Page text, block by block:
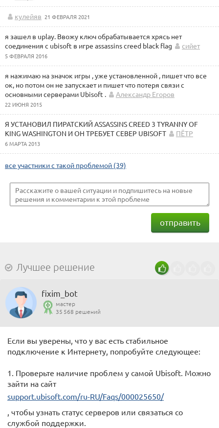
кулейяв 21 ФЕВРАЛЯ 2021
я зашел в uplay. Ввожу ключ обрабатывается хрясь нет
соединения с ubisoft в игре assassins creed black flag
сийет
5 ФЕВРАЛЯ 2016
я нажимаю на значок игры , уже установленной , пишет что все
ок, но потом он не запускает и пишет что потеря связи с
основными серверами Ubisoft .
Александр Егоров
22 ИЮНЯ 2015
Я УСТАНОВИЛ ПИРАТСКИЙ ASSASSINS CREED 3 TYRANNY OF
KING WASHINGTON И ОН ТРЕБУЕТ СЕВЕР UBISOFT
ПЁТР
6 МАРТА 2013
все участники с такой проблемой (39)
отправить
Лучшее решение
fixim_bot
мастер
35 568 решений
Если вы уверены, что у вас есть стабильное
подключение к Интернету, попробуйте следующее:
1. Проверьте наличие проблем у самой Ubisoft. Можно
зайти на сайт
support.ubisoft.com/ru-RU/Faqs/000025650/
, чтобы узнать статус серверов или связаться со
службой поддержки.